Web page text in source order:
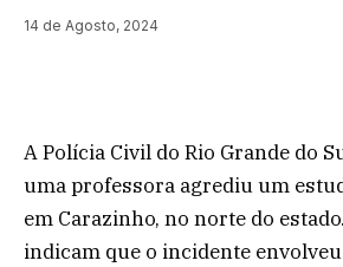
14 de Agosto, 2024
A Polícia Civil do Rio Grande do
uma professora agrediu um
em Carazinho, no norte do
indicam que o incidente